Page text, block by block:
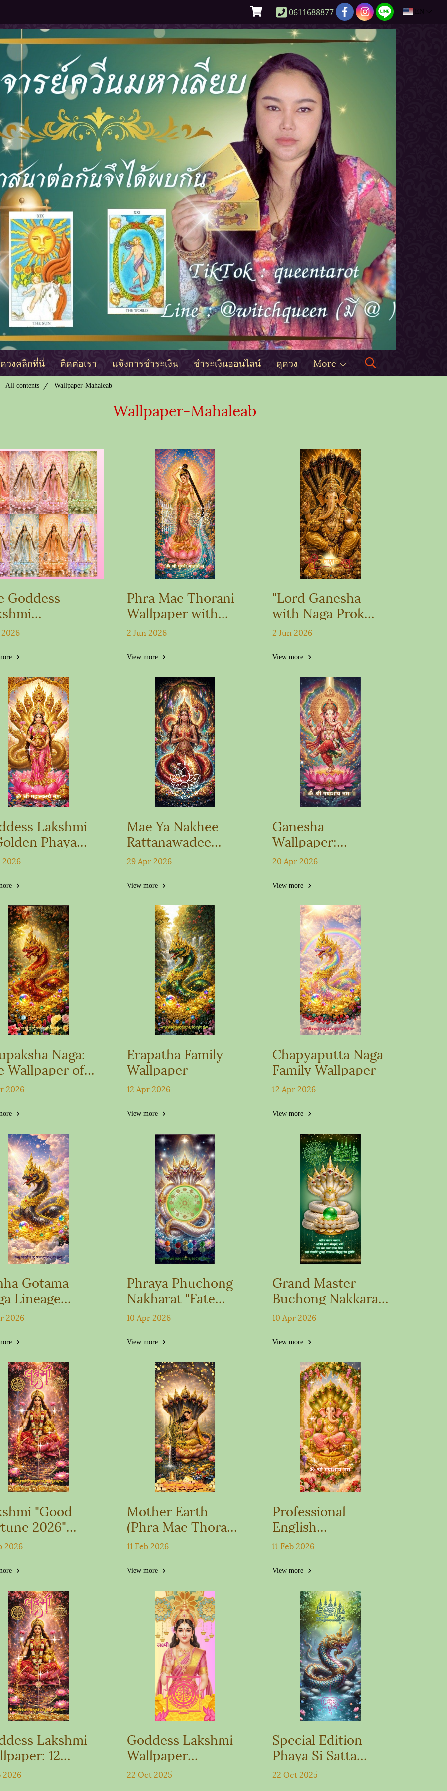
0611688877 EN
วงคลิกที่นี่ ติดต่อเรา แจ้งการชำระเงิน ชำระเงินออนไลน์ ดูดวง More
All contents Wallpaper-Mahaleab
Wallpaper-Mahaleab
Goddess
Attraction
Phra Mae Thorani
Wallpaper with
Destiny-Boosting
Mercy, Attraction,
and Wealth
Enhancement
2 Jun 2026
View more
"Lord Ganesha
with Naga Prok
Wallpaper
2 Jun 2026
View more
Lakshmi
Phaya
2026
Mae Ya Nakhee
Rattanawadee
Wallpaper
29 Apr 2026
View more
Ganesha
Wallpaper:
Vinayaka Chaturthi
Edition
20 Apr 2026
View more
Naga:
Wallpaper of
and
2026
Erapatha Family
Wallpaper
12 Apr 2026
View more
Chapyaputta Naga
Family Wallpaper
12 Apr 2026
View more
Gotama
Lineage
2026
Phraya Phuchong
Nakharat "Fate
Booster" Wallpaper
for the 12 Zodiac
Signs
10 Apr 2026
View more
Grand Master
Buchong Nakkarat
Wallpaper with
Green Crystal Orb
10 Apr 2026
View more
"Good
2026"
2026
Mother Earth
(Phra Mae Thorani)
& Phraya Nilaphat
Exclusively from
Maha Leab
11 Feb 2026
View more
Professional
English
Translation Lord
Srisattanakarat
Wallpaper
11 Feb 2026
View more
Lakshmi
12
Fortune
2026
Goddess Lakshmi
Wallpaper
(Blessing of Wealth
22 Oct 2025
Special Edition
Phaya Si Satta
Nakarat Wallpaper
22 Oct 2025